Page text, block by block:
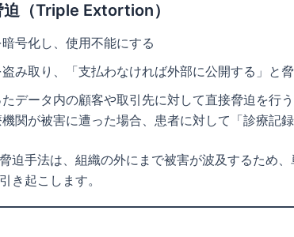
（Triple Extortion）
号化し、使用不能にする
み取り、「支払わなければ外部に公開する」と
データ内の顧客や取引先に対して直接脅迫を行う
関が被害に遭った場合、患者に対して「診療記
迫手法は、組織の外にまで被害が波及するため
き起こします。